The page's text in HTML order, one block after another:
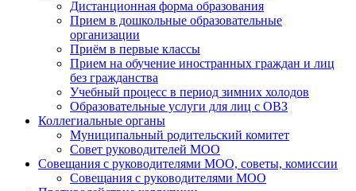
Дистанционная форма образования
Прием в дошкольные образовательные
организации
Приём в первые классы
Прием на обучение иностранных граждан и лиц
без гражданства
Учебный процесс в период зимних холодов
Образовательные услуги для лиц с ОВЗ
Коллегиальные органы
Муниципальный родительский комитет
Совет руководителей МОО
Совещания с руководителями МОО, советы, комиссии
Совещания с руководителями МОО